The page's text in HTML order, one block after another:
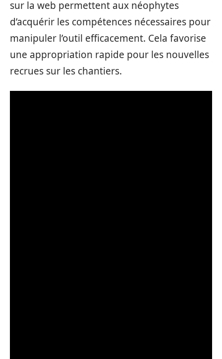
sur la web permettent aux néophytes
d’acquérir les compétences nécessaires pour
manipuler l’outil efficacement. Cela favorise
une appropriation rapide pour les nouvelles
recrues sur les chantiers.